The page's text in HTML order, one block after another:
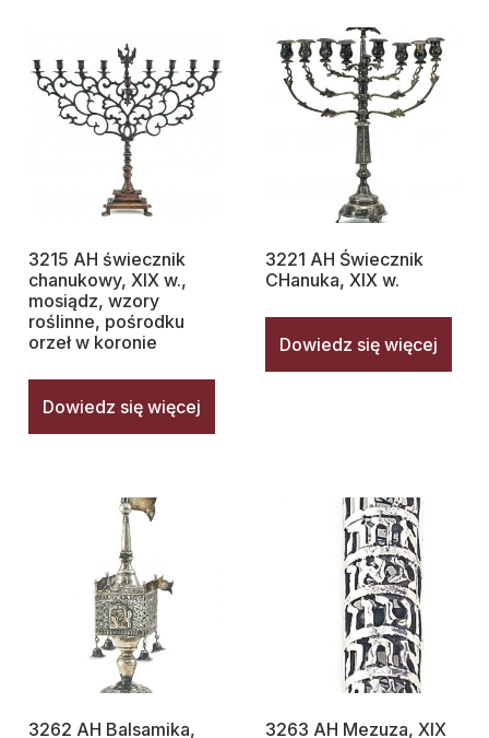
3215 AH świecznik
chanukowy, XIX w.,
mosiądz, wzory
roślinne, pośrodku
orzeł w koronie
Dowiedz się więcej
3221 AH Świecznik
CHanuka, XIX w.
Dowiedz się więcej
3262 AH Balsamika,
3263 AH Mezuza, XIX